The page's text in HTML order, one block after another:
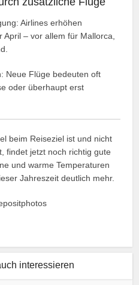
Airlines erhöhen
April – vor allem für Mallorca,
Neue Flüge bedeuten oft
oder überhaupt erst
beim Reiseziel ist und nicht
findet jetzt noch richtig gute
und warme Temperaturen
Jahreszeit deutlich mehr.
interessieren